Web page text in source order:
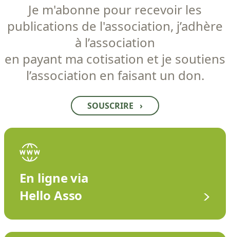
Je m'abonne pour recevoir les
publications de l'association, j’adhère
à l’association
en payant ma cotisation et je soutiens
l’association en faisant un don.
SOUSCRIRE ›
En ligne via
Hello Asso